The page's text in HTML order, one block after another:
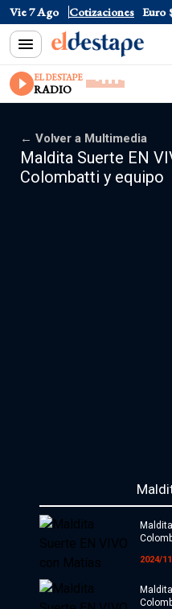
Vie 7 Ago Cotizaciones
Dólar CCL $1577.3 Euro
EL DESTAPE
RADIO
← Volver a Multimedia
Maldita Suerte EN
Colombatti y equipo
2024/